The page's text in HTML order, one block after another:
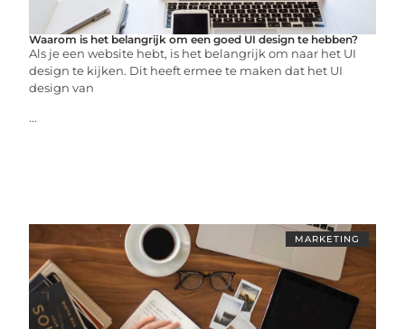
Waarom is het belangrijk om een goed UI design te hebben?
Als je een website hebt, is het belangrijk om naar het UI
design te kijken. Dit heeft ermee te maken dat het UI
design van
...
MARKETING